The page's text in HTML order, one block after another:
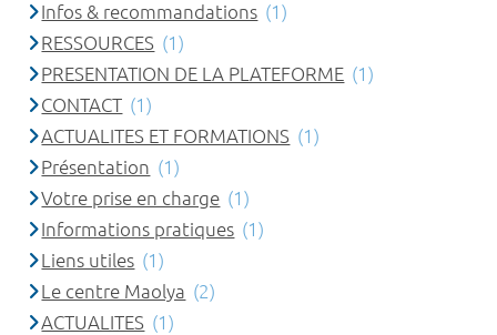
Infos & recommandations (1)
RESSOURCES (1)
PRESENTATION DE LA PLATEFORME (1)
CONTACT (1)
ACTUALITES ET FORMATIONS (1)
Présentation (1)
Votre prise en charge (1)
Informations pratiques (1)
Liens utiles (1)
Le centre Maolya (2)
ACTUALITES (1)